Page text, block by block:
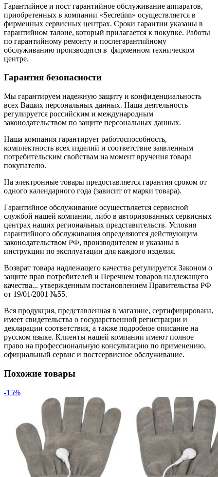
Гарантийное и пост гарантийное обслуживание аппаратов,
приобретенных в компании «Secretinn» осуществляется в
фирменных сервисных центрах. Сроки гарантии указаны в
гарантийном талоне, который прилагается к покупке. Работы
по гарантийному ремонту и послегарантийному
обслуживанию производятся в фирменном техническом
центре.
Гарантия безопасности
Мы гарантируем надежную защиту и конфиденциальность
всех Ваших персональных данных. Наша деятельность
регулируется российским и международным
законодательством по защите персональных данных.
Наша компания гарантирует работоспособность,
комплектность всех изделий и соответствие заявленным
потребительским свойствам на момент вручения товара
покупателю.
На электронные товары предоставляется гарантия сроком от
одного календарного года (зависит от марки товара).
Гарантийное обслуживание осуществляется сервисной
службой нашей компании, либо в авторизованных сервисных
центрах наших региональных представительств. Условия
гарантийного обслуживания определяются действующим
законодательством РФ, производителем и указаны в
инструкции по эксплуатации для каждого изделия.
Возврат товара надлежащего качества регулируется Законом о
защите прав потребителей и Перечнем товаров надлежащего
качества... утвержденным постановлением Правительства РФ
от 19/01/2001 №55.
Вся продукция, представленная в магазине, сертифицирована,
имеет свидетельства о государственной регистрации и
декларации соответствия, а также подробное описание на
русском языке. Клиенты нашей компании имеют полное
право на профессиональную консультацию по применению,
официальный сервис и постсервисное обслуживание.
Похожие товары
-15%